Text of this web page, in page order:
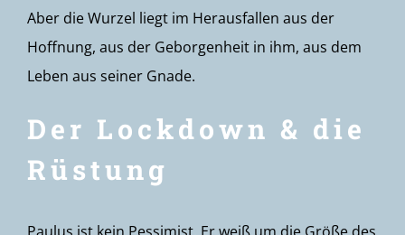
Aber die Wurzel liegt im Herausfallen aus der
Hoffnung, aus der Geborgenheit in ihm, aus dem
Leben aus seiner Gnade.
Der Lockdown & die
Rüstung